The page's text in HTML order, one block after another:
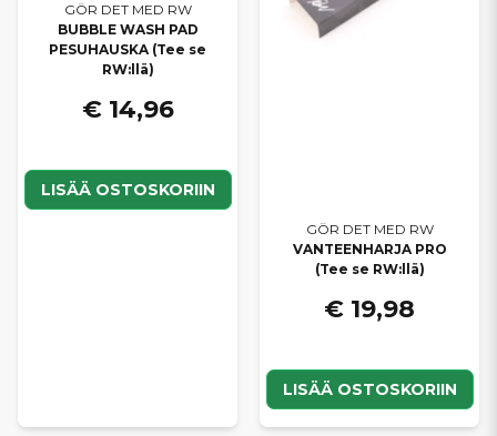
GÖR DET MED RW
BUBBLE WASH PAD
PESUHAUSKA (Tee se
RW:llä)
€ 14,96
LISÄÄ OSTOSKORIIN
GÖR DET MED RW
VANTEENHARJA PRO
(Tee se RW:llä)
€ 19,98
LISÄÄ OSTOSKORIIN